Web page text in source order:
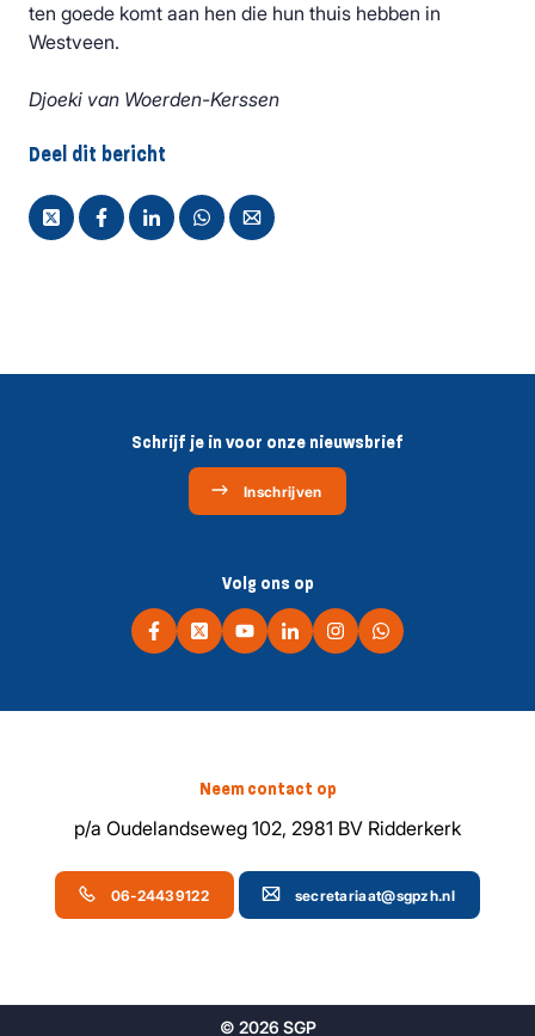
ten goede komt aan hen die hun thuis hebben in
Westveen.
Djoeki van Woerden-Kerssen
Deel dit bericht
Schrijf je in voor onze nieuwsbrief
Inschrijven
Volg ons op
Neem contact op
p/a Oudelandseweg 102, 2981 BV Ridderkerk
06-24439122 secretariaat@sgpzh.nl
© 2026 SGP